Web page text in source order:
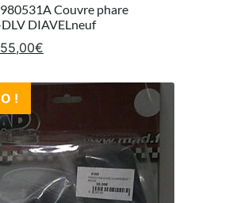
Couvre phare
DIAVELneuf
prix initial était : 289,00€.
€
!